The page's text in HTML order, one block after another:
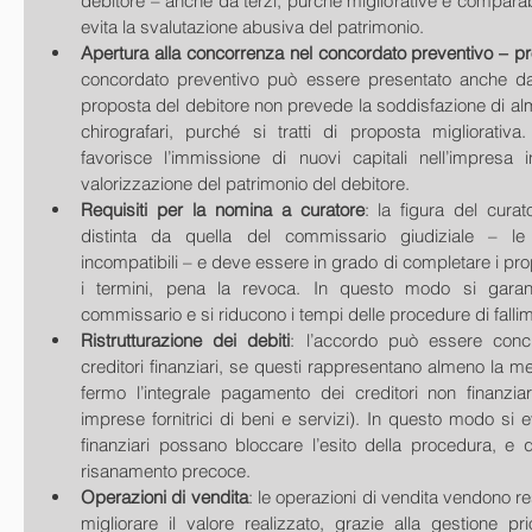
evita la svalutazione abusiva del patrimonio.
Apertura alla concorrenza nel concordato preventivo –
concordato preventivo può essere presentato anche
proposta del debitore non prevede la soddisfazione di
chirografari, purché si tratti di proposta
favorisce l’immissione di nuovi capitali
valorizzazione del patrimonio del debitore.
Requisiti per la nomina a curatore: la figura del
distinta da quella del commissario giudiziale –
incompatibili – e deve essere in grado di completare i
i termini, pena la revoca. In questo modo si
commissario e si riducono i tempi delle procedure di
Ristrutturazione dei debiti: l’accordo può essere
creditori finanziari, se questi rappresentano almeno la
fermo l’integrale pagamento dei creditori non
imprese fornitrici di beni e servizi). In questo modo si
finanziari possano bloccare l’esito della procedura, e
risanamento precoce.
Operazioni di vendita: le operazioni di vendita vendono
migliorare il valore realizzato, grazie alla gestione